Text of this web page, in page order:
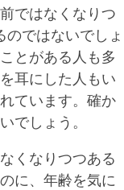
ではなくなりつ
ではないでしょ
とがある人も多
耳にした人もい
ています。確か
でしょう。
くなりつつある
に、年齢を気に